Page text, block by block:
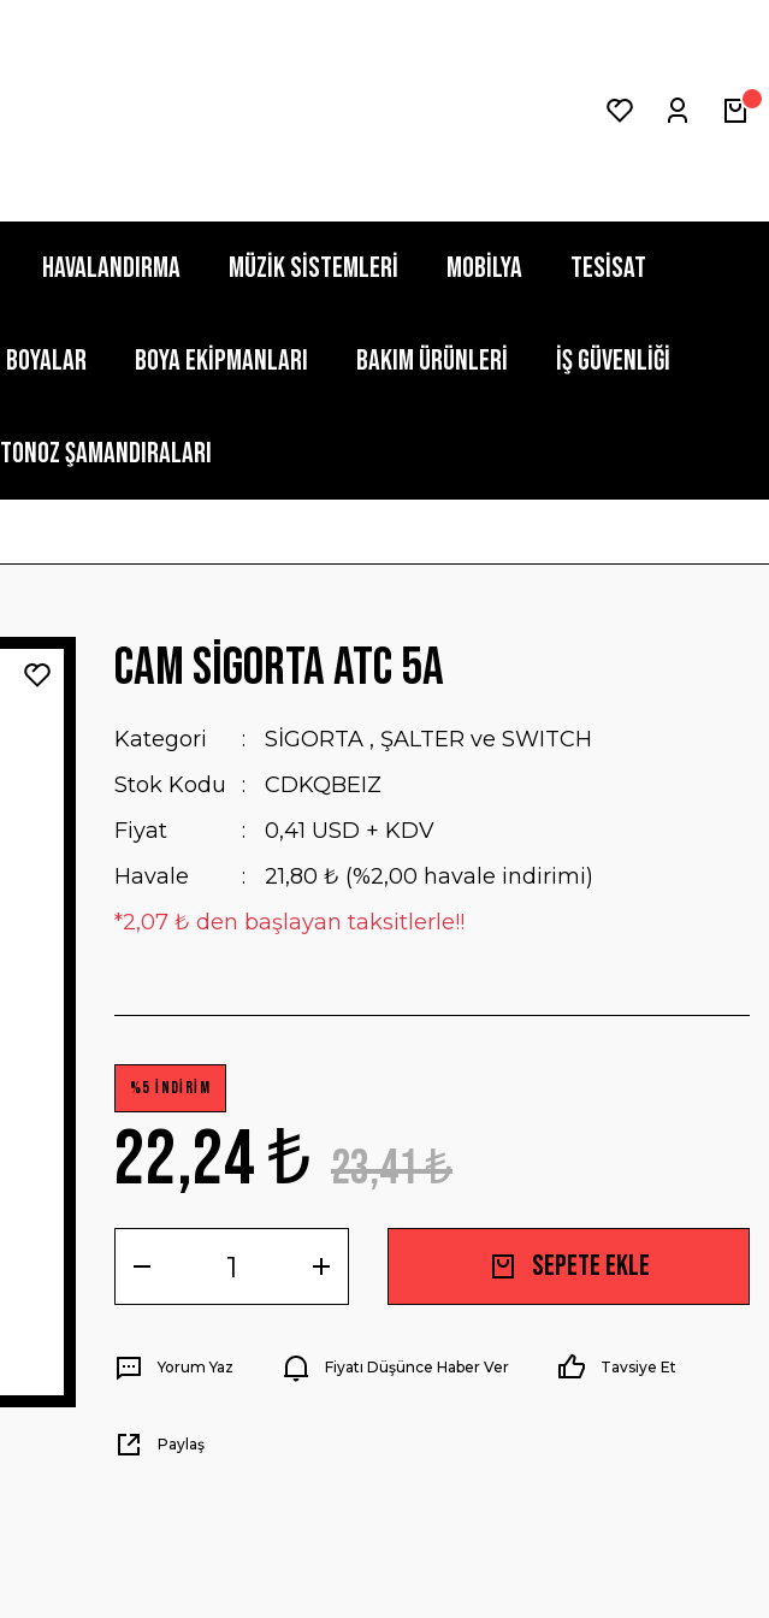
HAVALANDIRMA MÜZİK SİSTEMLERİ MOBİLYA TESİSAT
BOYALAR BOYA EKİPMANLARI BAKIM ÜRÜNLERİ İŞ GÜVENLİĞİ
TONOZ ŞAMANDIRALARI
Cam Sigorta ATC 5A
Kategori
SİGORTA , ŞALTER ve SWITCH
Stok Kodu
CDKQBEIZ
Fiyat
0,41 USD + KDV
Havale
21,80 ₺ (%2,00 havale indirimi)
*2,07 ₺ den başlayan taksitlerle!!
%5 İNDİRİM
22,24 ₺ 23,41 ₺
Sepete Ekle
Yorum Yaz Fiyatı Düşünce Haber Ver Tavsiye Et
Paylaş